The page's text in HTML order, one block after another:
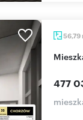
56,79
477